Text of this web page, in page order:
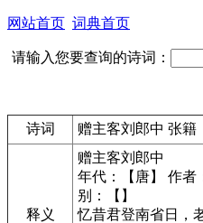
网站首页 词典首页
请输入您要查询的诗词：
诗词 赠主客刘郎中 张籍
释义
赠主客刘郎中
年代：【唐】 作者
别：【】
忆昔君登南省日，